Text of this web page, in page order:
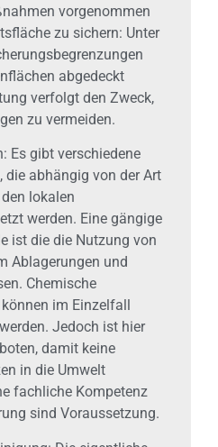
vorgenommen
zu sichern: Unter
abgedeckt
verfolgt den Zweck,
zu vermeiden.
Es gibt verschiedene
die abhängig von der Art
lokalen
werden. Eine gängige
ist die die Nutzung von
Ablagerungen und
Chemische
im Einzelfall
Jedoch ist hier
damit keine
in die Umwelt
fachliche Kompetenz
sind Voraussetzung.